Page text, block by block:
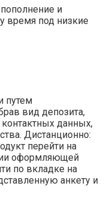
и
время под низкие
путем
вид депозита,
данных,
Дистанционно:
перейти на
оформляющей
по вкладке на
анкету и